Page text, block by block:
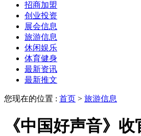
招商加盟
创业投资
展会信息
旅游信息
休闲娱乐
体育健身
最新资讯
最新推文
您现在的位置 : 首页 > 旅游信息
《中国好声音》